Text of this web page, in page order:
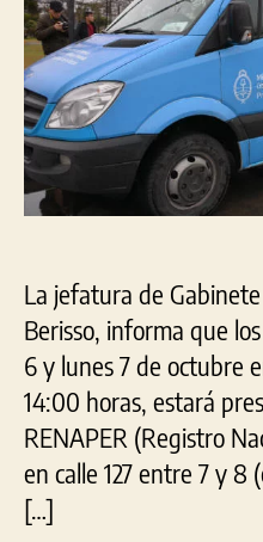
La jefatura de
Berisso, informa que
6 y lunes 7 de octubre
14:00 horas, estará
RENAPER (Registro
en calle 127 entre 7 y
[…]